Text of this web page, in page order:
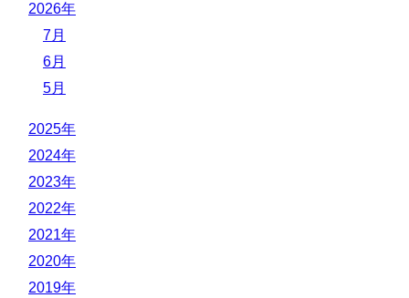
2026年
7月
6月
5月
2025年
2024年
2023年
2022年
2021年
2020年
2019年